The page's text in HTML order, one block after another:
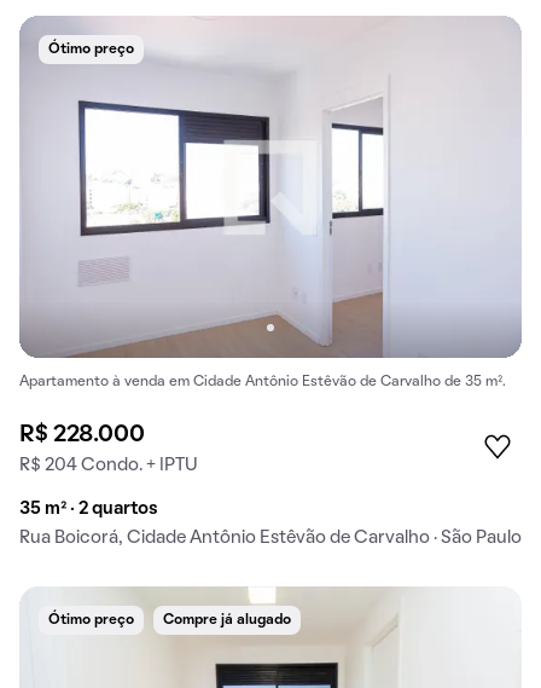
Ótimo preço
Apartamento à venda em Cidade Antônio Estêvão de Carvalho de 35 m².
R$ 228.000
R$ 204 Condo. + IPTU
35 m² · 2 quartos
Rua Boicorá, Cidade Antônio Estêvão de Carvalho · São Paulo
Ótimo preço Compre já alugado